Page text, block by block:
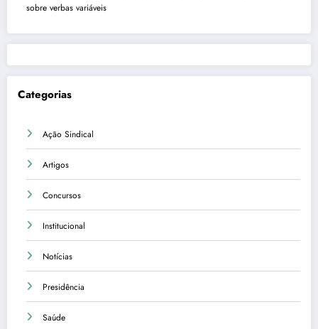
sobre verbas variáveis
Categorias
Ação Sindical
Artigos
Concursos
Institucional
Notícias
Presidência
Saúde